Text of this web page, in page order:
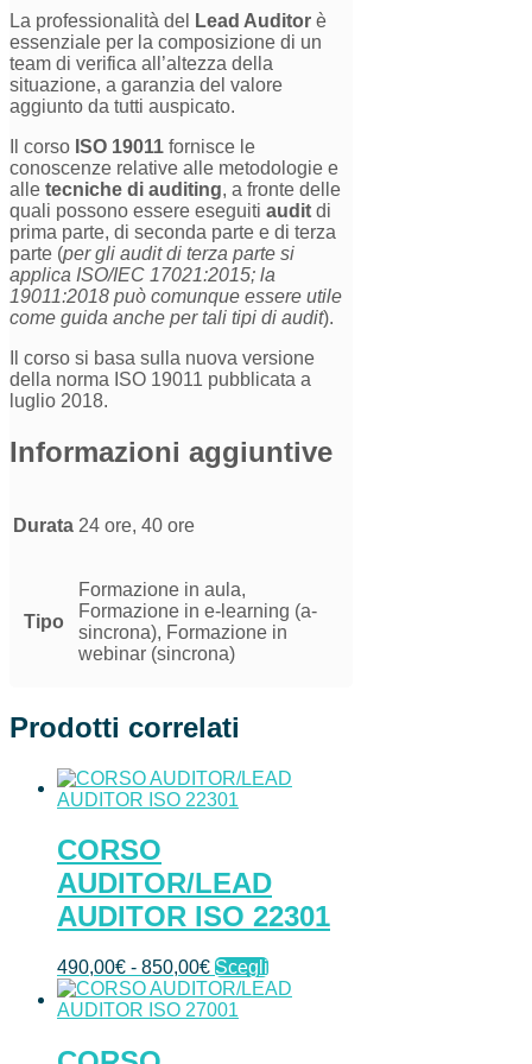
La professionalità del Lead Auditor è
essenziale per la composizione di un
team di verifica all’altezza della
situazione, a garanzia del valore
aggiunto da tutti auspicato.
Il corso ISO 19011 fornisce le
conoscenze relative alle metodologie e
alle tecniche di auditing, a fronte delle
quali possono essere eseguiti audit di
prima parte, di seconda parte e di terza
parte (per gli audit di terza parte si
applica ISO/IEC 17021:2015; la
19011:2018 può comunque essere utile
come guida anche per tali tipi di audit).
Il corso si basa sulla nuova versione
della norma ISO 19011 pubblicata a
luglio 2018.
Informazioni aggiuntive
Durata 24 ore, 40 ore
Tipo
Formazione in aula,
Formazione in e-learning (a-
sincrona), Formazione in
webinar (sincrona)
Prodotti correlati
CORSO
AUDITOR/LEAD
AUDITOR ISO 22301
490,00€ - 850,00€Fascia
di
prezzo:
ScegliQuesto
prodotto